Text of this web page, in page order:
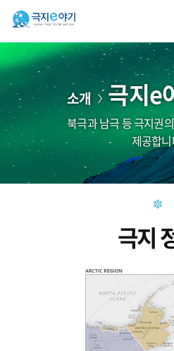
소개 극지e
북극과 남극 등 극지권
제공합
극지